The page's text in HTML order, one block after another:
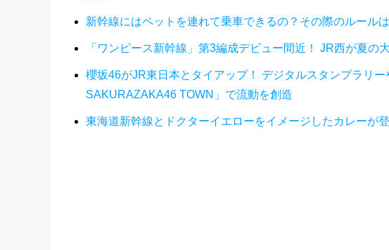
新幹線にはペットを連れて乗車できるの？その際のルールは
「ワンピース新幹線」第3編成デビュー間近！ JR西が夏の
櫻坂46がJR東日本とタイアップ！ デジタルスタンプラリ
SAKURAZAKA46 TOWN」で流動を創造
東海道新幹線とドクターイエローをイメージしたカレーが登